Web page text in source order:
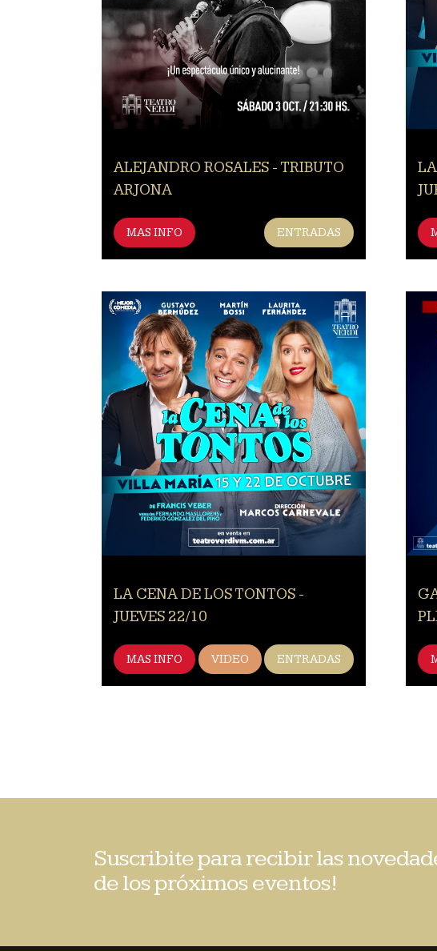
ALEJANDRO ROSALES - TRIBUTO
ARJONA
MAS INFO ENTRADAS
LA CENA DE LOS TONTOS -
JUEVES 22/10
MAS INFO VIDEO ENTRADAS
Suscribite para recibir las
de los próximos eventos!